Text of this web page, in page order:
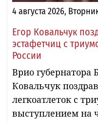
4 августа 2026,
Егор Ковальчук
эстафетчиц с
России
Врио губернатора
Ковальчук
легкоатлеток с
выступлением на